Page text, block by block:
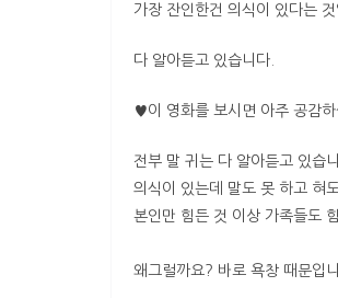
가장 잔인한건 의식이 있다는
다 알아듣고 있습니다.
♥이 영화를 보시면 아주 공감
전부 말 귀는 다 알아듣고 있습
의식이 있는데 말도 못 하고 혀
본인만 힘든 것 이상 가족들도
왜그럴까요? 바로 욕창 때문입